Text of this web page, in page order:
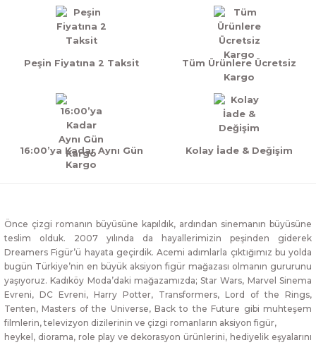
Peşin Fiyatına 2 Taksit
Tüm Ürünlere Ücretsiz
Kargo
16:00’ya Kadar Aynı Gün
Kargo
Kolay İade & Değişim
Önce çizgi romanın büyüsüne kapıldık, ardından sinemanın büyüsüne
teslim olduk. 2007 yılında da hayallerimizin peşinden giderek
Dreamers Figür’ü hayata geçirdik. Acemi adımlarla çıktığımız bu yolda
bugün Türkiye’nin en büyük aksiyon figür mağazası olmanın gururunu
yaşıyoruz. Kadıköy Moda’daki mağazamızda; Star Wars, Marvel Sinema
Evreni, DC Evreni, Harry Potter, Transformers, Lord of the Rings,
Tenten, Masters of the Universe, Back to the Future gibi muhteşem
filmlerin, televizyon dizilerinin ve çizgi romanların aksiyon figür,
heykel, diorama, role play ve dekorasyon ürünlerini, hediyelik eşyalarını